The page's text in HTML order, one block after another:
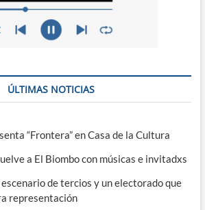
ÚLTIMAS NOTICIAS
“Frontera” en Casa de la Cultura
a El Biombo con músicas e invitadxs
de tercios y un electorado que
representación